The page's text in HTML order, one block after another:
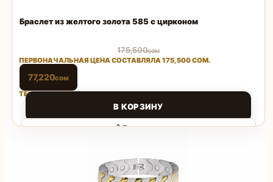
Браслет из желтого золота 585 с цирконом
175,500сом
ПЕРВОНАЧАЛЬНАЯ ЦЕНА СОСТАВЛЯЛА 175,500 СОМ.
77,220сом
ТЕКУЩАЯ ЦЕНА: 77,220 СОМ.
В КОРЗИНУ
Поделиться